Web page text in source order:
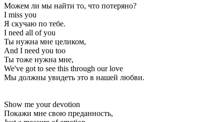
Можем ли мы найти то, что потеряно?
I miss you
Я скучаю по тебе.
I need all of you
Ты нужна мне целиком,
And I need you too
Ты тоже нужна мне,
We've got to see this through our love
Мы должны увидеть это в нашей любви.
Show me your devotion
Покажи мне свою преданность,